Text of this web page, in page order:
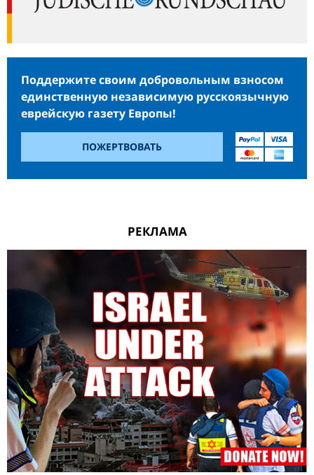
Поддержите своим добровольным взносом
единственную независимую русскоязычную
еврейскую газету Европы!
ПОЖЕРТВОВАТЬ
РЕКЛАМА